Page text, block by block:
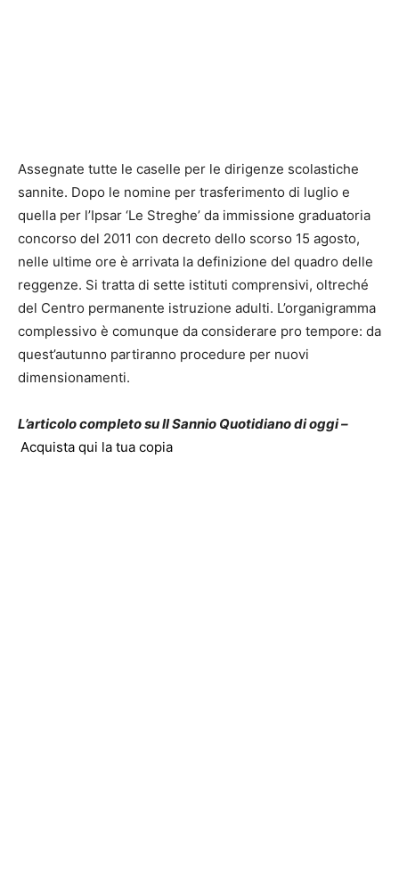
Assegnate tutte le caselle per le dirigenze scolastiche
sannite. Dopo le nomine per trasferimento di luglio e
quella per l’Ipsar ‘Le Streghe’ da immissione graduatoria
concorso del 2011 con decreto dello scorso 15 agosto,
nelle ultime ore è arrivata la definizione del quadro delle
reggenze. Si tratta di sette istituti comprensivi, oltreché
del Centro permanente istruzione adulti. L’organigramma
complessivo è comunque da considerare pro tempore: da
quest’autunno partiranno procedure per nuovi
dimensionamenti.
L’articolo completo su Il Sannio Quotidiano di oggi –
Acquista qui la tua copia